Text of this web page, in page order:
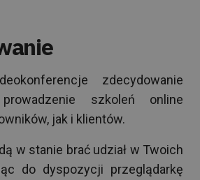
zdecydowanie
szkoleń online
jak i klientów.
w stanie brać udział w Twoich
do dyspozycji przeglądarkę